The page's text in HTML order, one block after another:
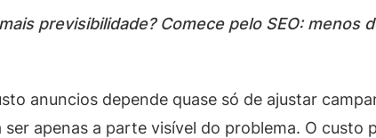
previsibilidade? Comece pelo SEO: menos
anuncios depende quase só de ajustar
apenas a parte visível do problema. O custo